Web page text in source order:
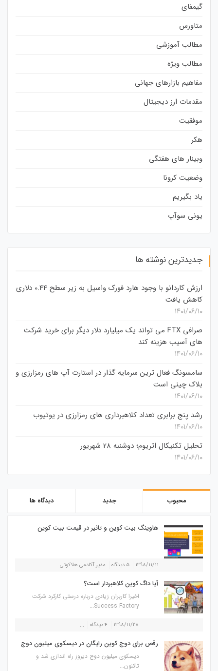
گیمفای
متاورس
مطالب آموزشی
مطالب ویژه
مفاهیم بازارهای جهانی
مقدمات ارز دیجیتال
موفقیت
هکر
وبینار های هفتگی
وضعیت کرونا
یاد بگیریم
یونی سوآپ
جدیدترین نوشته ها
ارزش کاردانو با وجود هارد فورک واسیل به زیر سطح 0.44 دلاری
کاهش یافت
۱۴۰۱/۰۶/۱۰
صرافی FTX می تواند یک میلیارد دلار دیگر برای خرید شرکت
های آسیب هزینه کند
۱۴۰۱/۰۶/۱۰
سامسونگ فعال‌ ترین سرمایه‌ گذار در استارت‌ آپ‌ های رمزارزی و
بلاک چینی است
۱۴۰۱/۰۶/۱۰
رشد پنج برابری تعداد کلاهبرداری های رمزارزی در یوتیوب
۱۴۰۱/۰۶/۱۰
تحلیل تکنیکال اتریوم؛ دوشنبه 28 شهریور
۱۴۰۱/۰۶/۱۰
محبوب جدید دیدگاه ها
هاوینگ بیت کوین و تاثیر در قیمت بیت کوین
۱۳۹۸/۱۱/۱۱ ۵ دیدگاه مدیر آکادمی هلاکوئی
آیا داگ کوین کلاهبردار است؟
اخیرا کاربران زیادی درباره درستی کارکرد شرکت
Success Factory...
۱۳۹۸/۱۱/۲۸ ۴ دیدگاه ...
رقص برای دوج کوین رایگان در دیسکوی میلیون دوج
دیسکوی میلیون دوج دیروز راه اندازی شد و
تاکنون...